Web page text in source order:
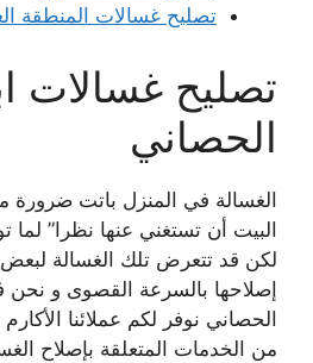
تصليح غسالات المنطقة
تصليح غسالات
الحصاني
الغسالة في المنزل باتت ضرورة
البيت أن تستغني عنها نظرا”
لكن قد تتعرض تلك الغسالة
إصلاحها بالسرعة القصوى و نحن
الحصاني نوفر لكم عملائنا
من الخدمات المتعلقة بإصلاح